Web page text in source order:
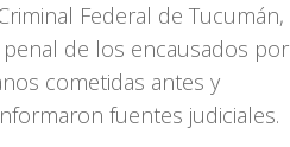
Federal de Tucumán,
de los encausados por
cometidas antes y
fuentes judiciales.